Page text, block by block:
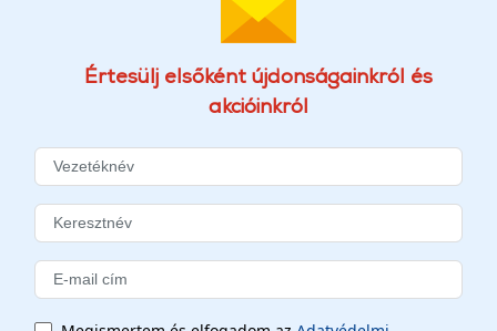
Értesülj elsőként újdonságainkról és
akcióinkról